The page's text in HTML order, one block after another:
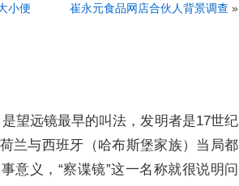
小便 崔永元食品网店合伙人背景调查 »
望远镜最早的叫法，发明者是17世纪
兰与西班牙（哈布斯堡家族）当局都
意义，“察谍镜”这一名称就很说明问